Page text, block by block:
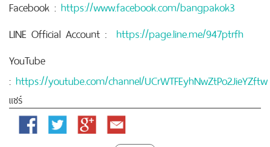
Facebook : https://www.facebook.com/bangpakok3
LINE Official Account : https://page.line.me/947ptrfh
YouTube
: https://youtube.com/channel/UCrWTFEyhNwZtPo2JieYZftw
แชร์
Facebook Twitter
Google
Email